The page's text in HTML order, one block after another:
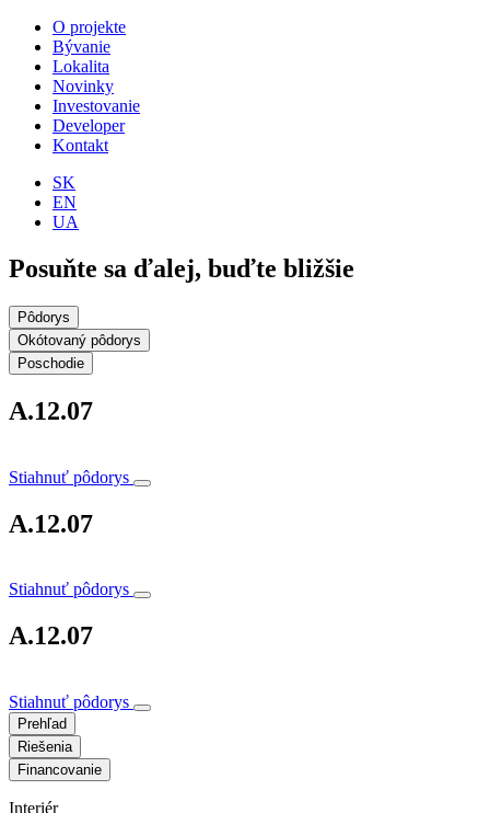
O projekte
Bývanie
Lokalita
Novinky
Investovanie
Developer
Kontakt
SK
EN
UA
Posuňte sa ďalej, buďte bližšie
Pôdorys
Okótovaný pôdorys
Poschodie
A.12.07
Stiahnuť pôdorys
A.12.07
Stiahnuť pôdorys
A.12.07
Stiahnuť pôdorys
Prehľad
Riešenia
Financovanie
Interiér